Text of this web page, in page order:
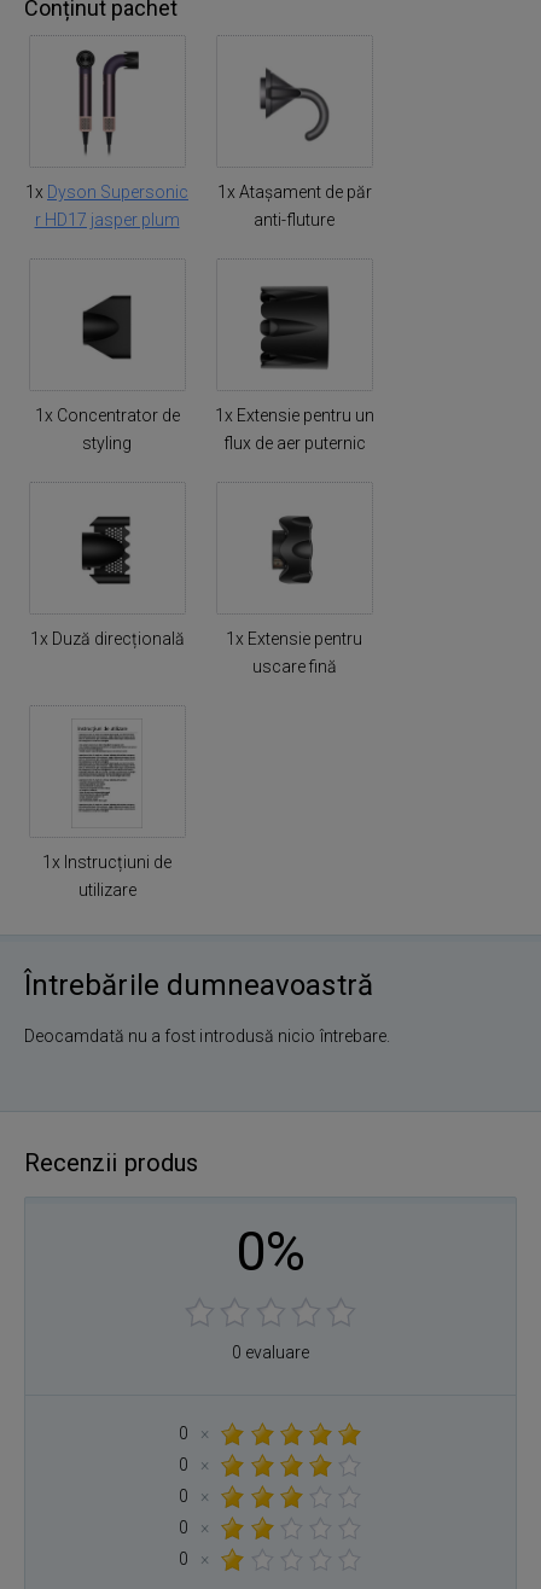
Conținut pachet
1x Dyson Supersonic
r HD17 jasper plum
1x Atașament de păr
anti-fluture
1x Concentrator de
styling
1x Extensie pentru un
flux de aer puternic
1x Duză direcțională
1x Extensie pentru
uscare fină
1x Instrucțiuni de
utilizare
Întrebările dumneavoastră
Deocamdată nu a fost introdusă nicio întrebare.
Recenzii produs
0%
0 evaluare
0
×
0
×
0
×
0
×
0
×